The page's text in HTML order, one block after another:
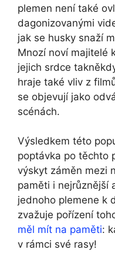
plemen není také
dagonizovanými
jak se husky snaží
Mnozí noví majitelé
jejich srdce
hraje také vliv z
se objevují jako
scénách.
Výsledkem této
poptávka po těchto
výskyt záměn mezi
paměti i nejrůznější
jednoho plemene k
zvažuje pořízení
měl mít na paměti:
v rámci své rasy!